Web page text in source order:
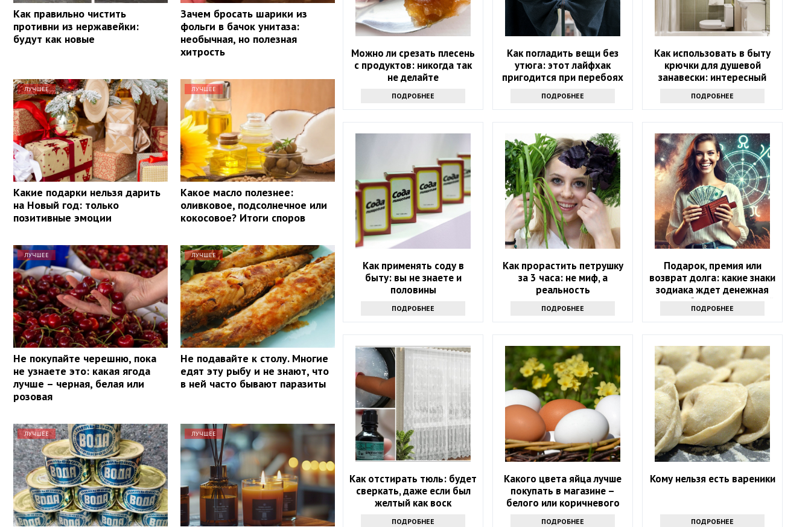
Как правильно чистить
противни из нержавейки:
будут как новые
Зачем бросать шарики из
фольги в бачок унитаза:
необычная, но полезная
хитрость
ЛУЧШЕЕ
Какие подарки нельзя дарить
на Новый год: только
позитивные эмоции
ЛУЧШЕЕ
Какое масло полезнее:
оливковое, подсолнечное или
кокосовое? Итоги споров
ЛУЧШЕЕ
Не покупайте черешню, пока
не узнаете это: какая ягода
лучше – черная, белая или
розовая
ЛУЧШЕЕ
Не подавайте к столу. Многие
едят эту рыбу и не знают, что
в ней часто бывают паразиты
ЛУЧШЕЕ ЛУЧШЕЕ
Можно ли срезать плесень
с продуктов: никогда так
не делайте
ПОДРОБНЕЕ
Как погладить вещи без
утюга: этот лайфхак
пригодится при перебоях
ПОДРОБНЕЕ
Как использовать в быту
крючки для душевой
занавески: интересный
захочется его повторить
ПОДРОБНЕЕ
Как применять соду в
быту: вы не знаете и
половины
ПОДРОБНЕЕ
Как прорастить петрушку
за 3 часа: не миф, а
реальность
ПОДРОБНЕЕ
Подарок, премия или
возврат долга: какие знаки
зодиака ждет денежная
удача в ближайшие 5 дней
ПОДРОБНЕЕ
Как отстирать тюль: будет
сверкать, даже если был
желтый как воск
ПОДРОБНЕЕ
Какого цвета яйца лучше
покупать в магазине –
белого или коричневого
ПОДРОБНЕЕ
Кому нельзя есть вареники
ПОДРОБНЕЕ